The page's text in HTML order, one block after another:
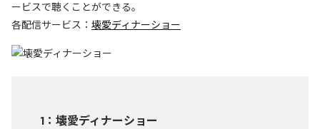
ービスで聴くことができる。
各配信サービス： 壊愛ディナーショー
1 ： 壊愛ディナーショー